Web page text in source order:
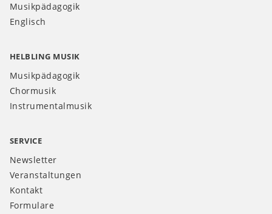
Musikpädagogik
Englisch
HELBLING MUSIK
Musikpädagogik
Chormusik
Instrumentalmusik
SERVICE
Newsletter
Veranstaltungen
Kontakt
Formulare